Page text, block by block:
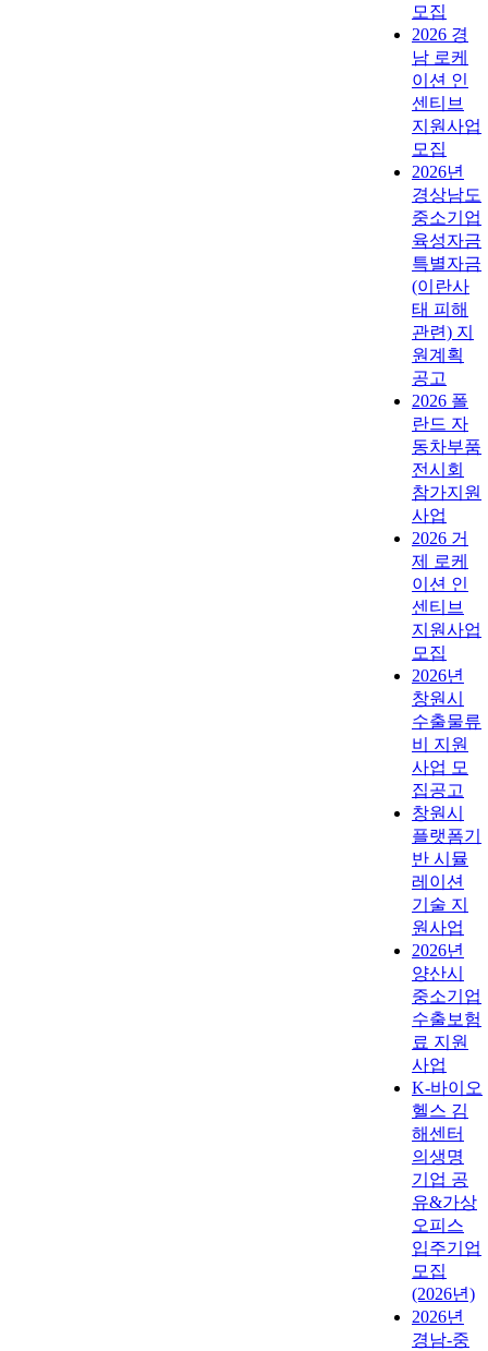
모집
2026 경
남 로케
이션 인
센티브
지원사업
모집
2026년
경상남도
중소기업
육성자금
특별자금
(이란사
태 피해
관련) 지
원계획
공고
2026 폴
란드 자
동차부품
전시회
참가지원
사업
2026 거
제 로케
이션 인
센티브
지원사업
모집
2026년
창원시
수출물류
비 지원
사업 모
집공고
창원시
플랫폼기
반 시뮬
레이션
기술 지
원사업
2026년
양산시
중소기업
수출보험
료 지원
사업
K-바이오
헬스 김
해센터
의생명
기업 공
유&가상
오피스
입주기업
모집
(2026년)
2026년
경남-중